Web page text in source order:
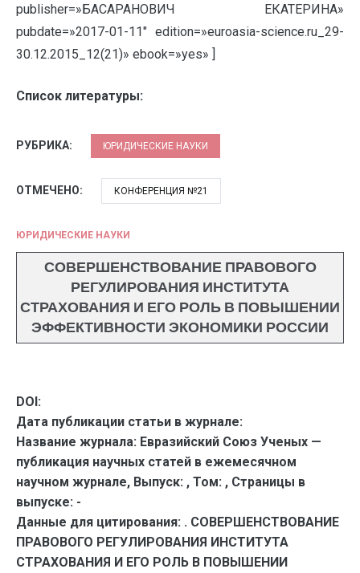
publisher=»БАСАРАНОВИЧ ЕКАТЕРИНА»
pubdate=»2017-01-11″ edition=»euroasia-science.ru_29-
30.12.2015_12(21)» ebook=»yes» ]
Список литературы:
РУБРИКА: ЮРИДИЧЕСКИЕ НАУКИ
ОТМЕЧЕНО: КОНФЕРЕНЦИЯ №21
ЮРИДИЧЕСКИЕ НАУКИ
СОВЕРШЕНСТВОВАНИЕ ПРАВОВОГО
РЕГУЛИРОВАНИЯ ИНСТИТУТА
СТРАХОВАНИЯ И ЕГО РОЛЬ В ПОВЫШЕНИИ
ЭФФЕКТИВНОСТИ ЭКОНОМИКИ РОССИИ
DOI:
Дата публикации статьи в журнале:
Название журнала: Евразийский Союз Ученых —
публикация научных статей в ежемесячном
научном журнале, Выпуск: , Том: , Страницы в
выпуске: -
Данные для цитирования: . СОВЕРШЕНСТВОВАНИЕ
ПРАВОВОГО РЕГУЛИРОВАНИЯ ИНСТИТУТА
СТРАХОВАНИЯ И ЕГО РОЛЬ В ПОВЫШЕНИИ